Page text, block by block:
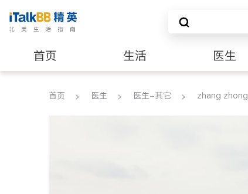
首页 生活 医生
养老 非盈利组织
首页 医生 医生-其它 zhang zhong